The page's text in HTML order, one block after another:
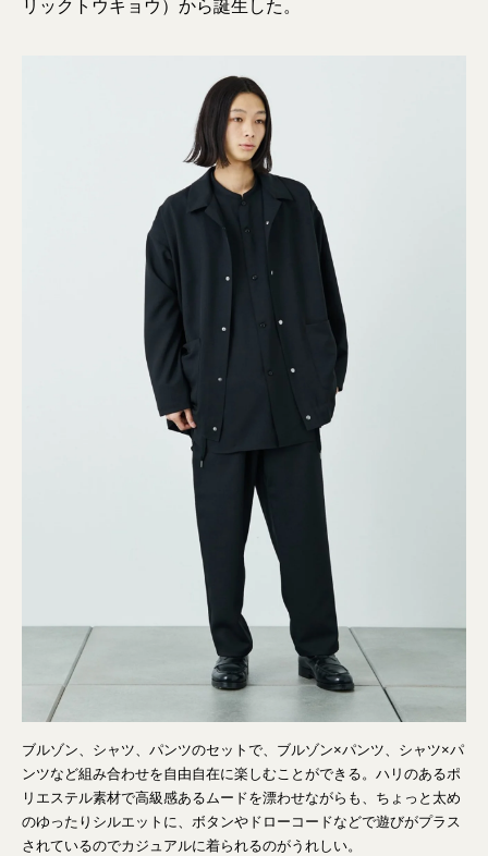
リックトウキョウ）から誕生した。
ブルゾン、シャツ、パンツのセットで、ブルゾン×パンツ、シャツ×パ
ンツなど組み合わせを自由自在に楽しむことができる。ハリのあるポ
リエステル素材で高級感あるムードを漂わせながらも、ちょっと太め
のゆったりシルエットに、ボタンやドローコードなどで遊びがプラス
されているのでカジュアルに着られるのがうれしい。